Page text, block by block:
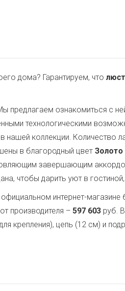
дома? Гарантируем, что
предлагаем ознакомиться с
технологическими
нашей коллекции. Количество
в благородный цвет Золото
завершающим
чтобы дарить уют в гостиной,
интернет-магазине
производителя – 597 603 руб.
крепления), цепь (12 см) и